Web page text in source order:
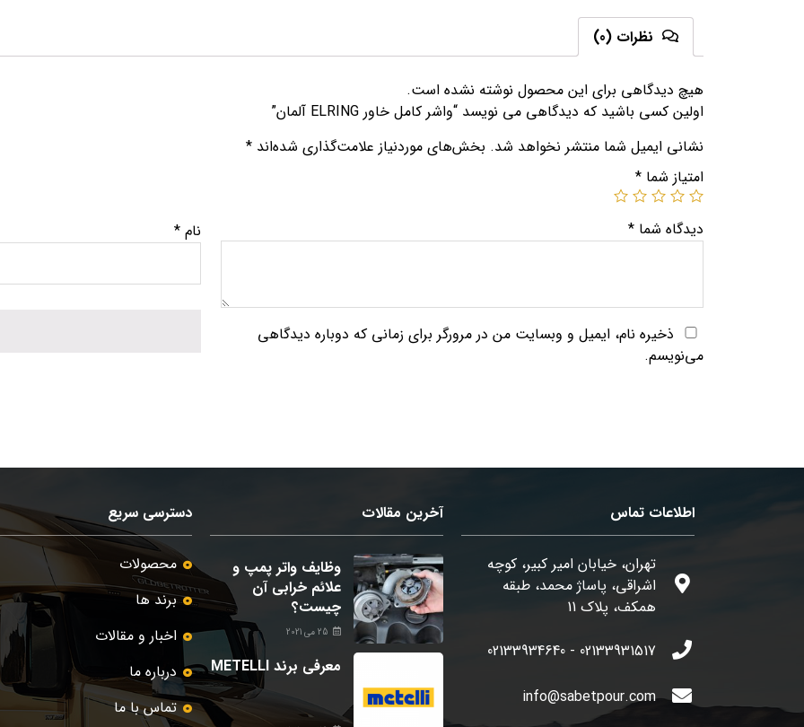
نظرات (0)
هیچ دیدگاهی برای این محصول نوشته نشده است.
اولین کسی باشید که دیدگاهی می نویسد “واشر کامل خاور ELRING آلمان”
نشانی ایمیل شما منتشر نخواهد شد. بخش‌های موردنیاز علامت‌گذاری شده‌اند *
امتیاز شما *
دیدگاه شما * نام *
ذخیره نام، ایمیل و وبسایت من در مرورگر برای زمانی که دوباره دیدگاهی
می‌نویسم.
اطلاعات تماس
تهران، خیابان امیر کبیر، کوچه
اشراقی، پاساژ محمد، طبقه
همکف، پلاک 11
02133931517 - 02133934640
info@sabetpour.com
آخرین مقالات
وظایف واتر پمپ و
علائم خرابی آن
چیست؟
25 می 2021
معرفی برند METELLI
دسترسی سریع
محصولات
برند ها
اخبار و مقالات
درباره ما
تماس با ما